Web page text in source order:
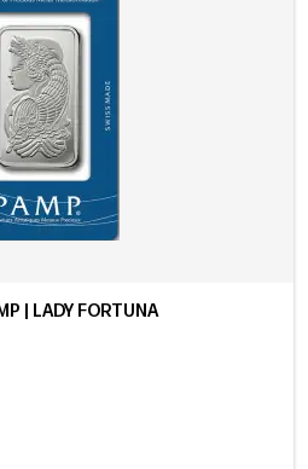
1 OZ SILBERBARREN | PAMP | LADY FORTUNA